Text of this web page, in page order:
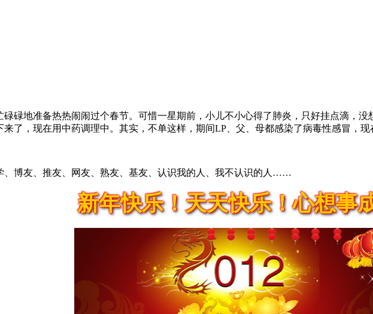
碌地准备热热闹闹过个春节。可惜一星期前，小儿不小心得了肺炎，只好挂点滴，
来了，现在用中药调理中。其实，不单这样，期间LP、父、母都感染了病毒性感冒
、博友、推友、网友、熟友、基友、认识我的人、我不认识的人……
新年快乐！天天快乐！心想事